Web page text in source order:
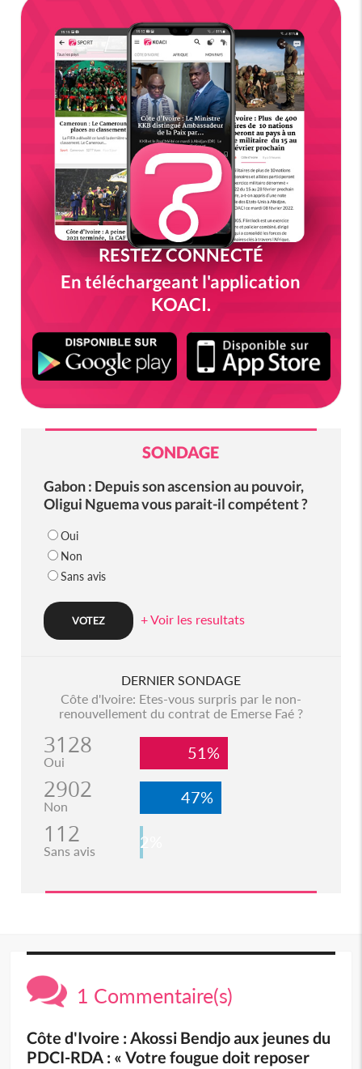
RESTEZ CONNECTÉ
En téléchargeant l'application
KOACI.
SONDAGE
Gabon : Depuis son ascension au pouvoir,
Oligui Nguema vous parait-il compétent ?
Oui
Non
Sans avis
+ Voir les resultats
DERNIER SONDAGE
Côte d'Ivoire: Etes-vous surpris par le non-
renouvellement du contrat de Emerse Faé ?
3128
Oui 51%
2902
Non 47%
112
Sans avis 2%
1 Commentaire(s)
Côte d'Ivoire : Akossi Bendjo aux jeunes du
PDCI-RDA : « Votre fougue doit reposer